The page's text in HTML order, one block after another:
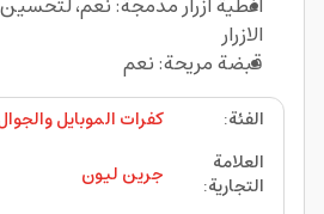
الازرار
قبضة مريحة: نعم
الفئة:
كفرات الموبايل
العلامة
التجارية:
جرين ليون